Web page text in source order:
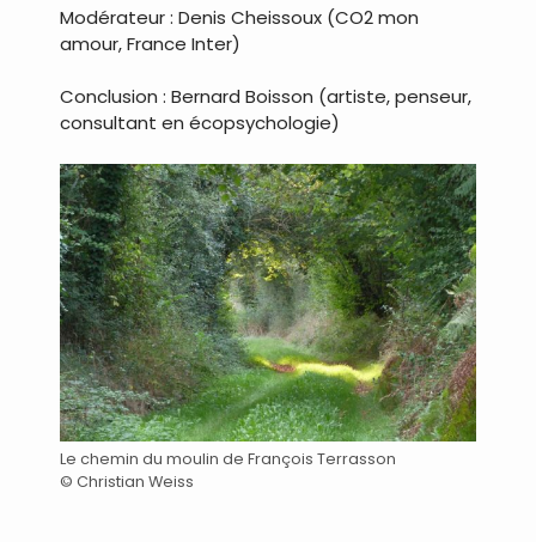
Modérateur : Denis Cheissoux (CO2 mon
amour, France Inter)
Conclusion : Bernard Boisson (artiste, penseur,
consultant en écopsychologie)
Le chemin du moulin de François Terrasson
© Christian Weiss